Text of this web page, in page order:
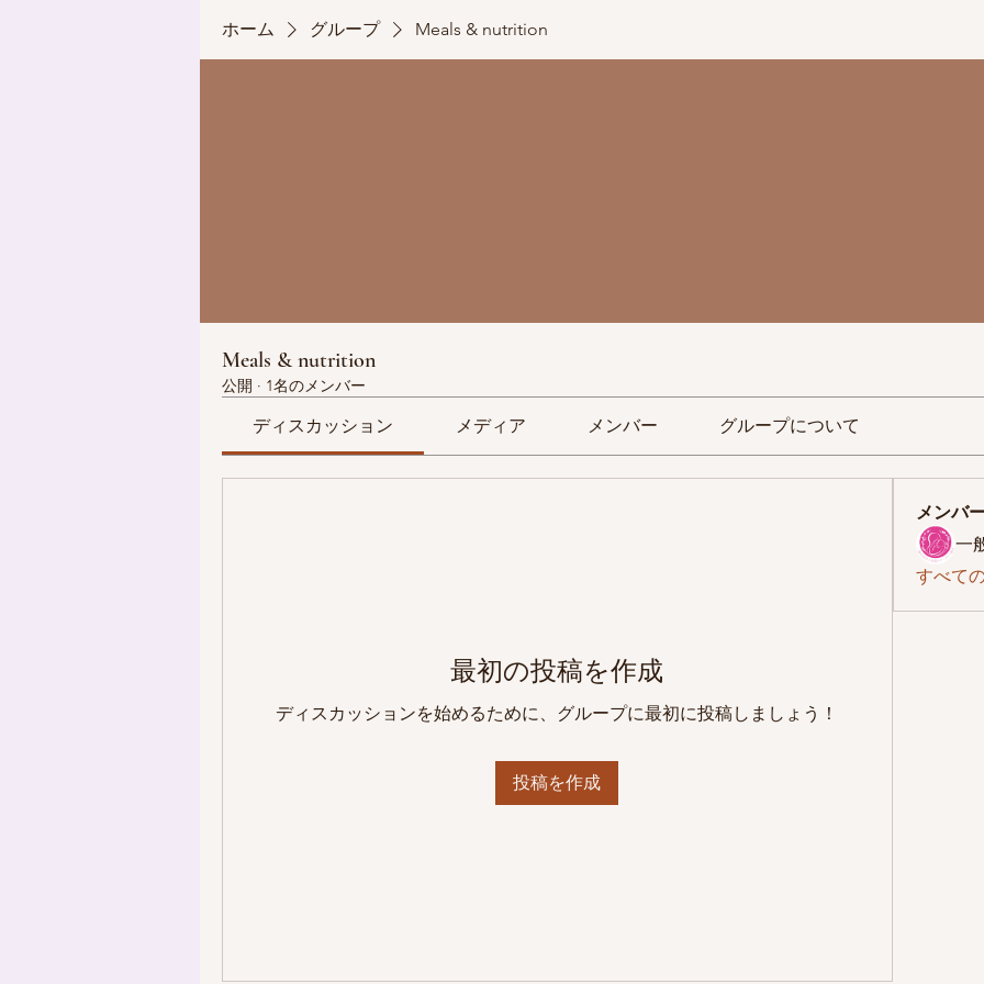
ホーム グループ Meals & nutrition
Meals & nutrition
公開 · 1名のメンバー
ディスカッション メディア メンバー グループについて
最初の投稿を作成
ディスカッションを始めるために、グループに最初に投稿しましょう！
投稿を作成
メンバ
すべて